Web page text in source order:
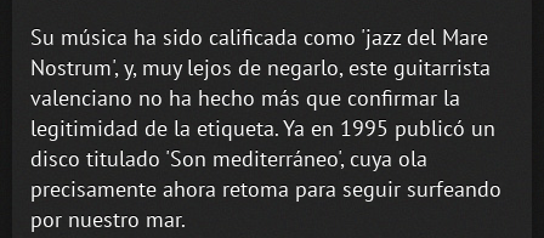
Su música ha sido calificada como 'jazz del Mare
Nostrum', y, muy lejos de negarlo, este guitarrista
valenciano no ha hecho más que confirmar la
legitimidad de la etiqueta. Ya en 1995 publicó un
disco titulado 'Son mediterráneo', cuya ola
precisamente ahora retoma para seguir surfeando
por nuestro mar.